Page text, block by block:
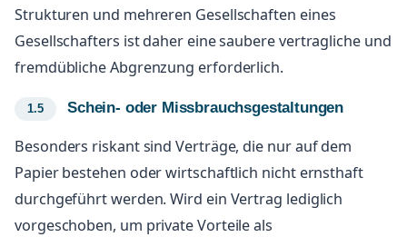
Strukturen und mehreren Gesellschaften eines
Gesellschafters ist daher eine saubere vertragliche und
fremdübliche Abgrenzung erforderlich.
Schein- oder Missbrauchsgestaltungen
Besonders riskant sind Verträge, die nur auf dem
Papier bestehen oder wirtschaftlich nicht ernsthaft
durchgeführt werden. Wird ein Vertrag lediglich
vorgeschoben, um private Vorteile als